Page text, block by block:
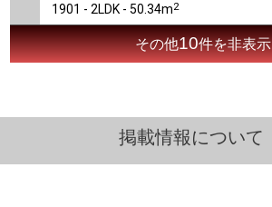
1901 - 2LDK - 50.34m2
その他10件を非表示
掲載情報について